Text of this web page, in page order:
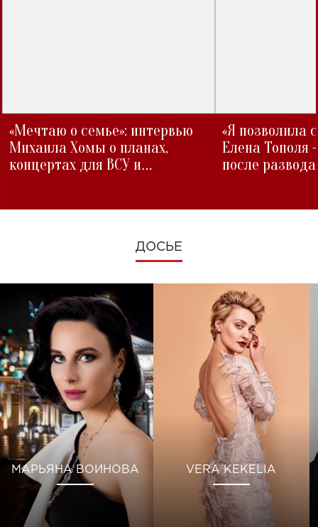
«Мечтаю о семье»: интервью
Михаила Хомы о планах,
концертах для ВСУ и
«Я позволила
Елена Тополя
после развода
ДОСЬЕ
МАРЬЯНА ВОИНОВА VERA KEKELIA